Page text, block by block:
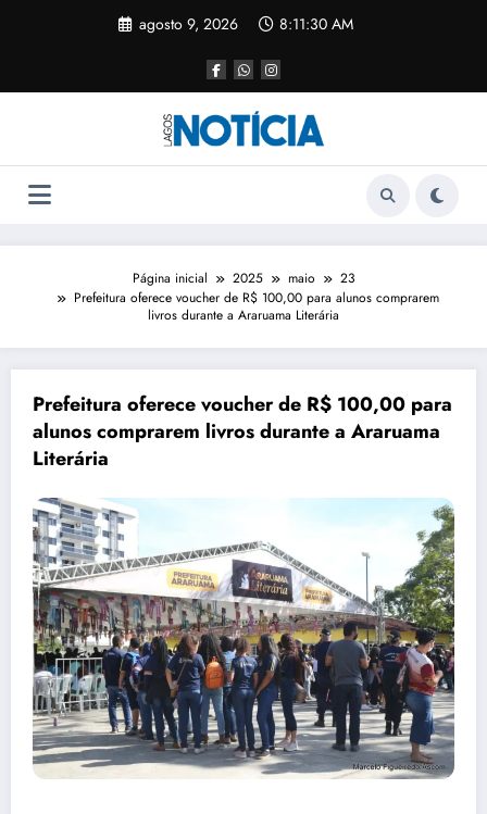
agosto 9, 2026 8:11:30 AM
Página inicial 2025 maio
23
Prefeitura oferece voucher de R$ 100,00 para alunos comprarem
livros durante a Araruama Literária
Prefeitura oferece voucher de R$ 100,00 para
alunos comprarem livros durante a Araruama
Literária